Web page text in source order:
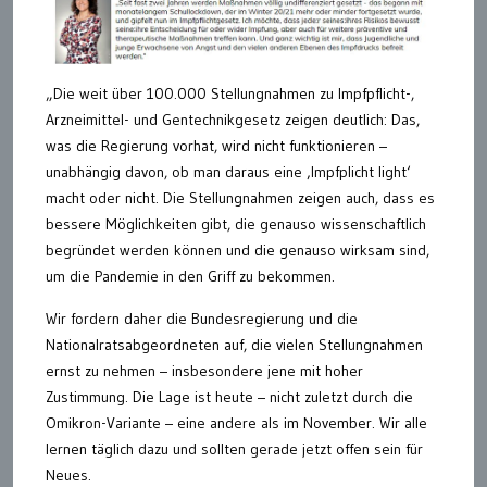
„Die weit über 100.000 Stellungnahmen zu Impfpflicht-,
Arzneimittel- und Gentechnikgesetz zeigen deutlich: Das,
was die Regierung vorhat, wird nicht funktionieren –
unabhängig davon, ob man daraus eine ‚Impfplicht light‘
macht oder nicht. Die Stellungnahmen zeigen auch, dass es
bessere Möglichkeiten gibt, die genauso wissenschaftlich
begründet werden können und die genauso wirksam sind,
um die Pandemie in den Griff zu bekommen.
Wir fordern daher die Bundesregierung und die
Nationalratsabgeordneten auf, die vielen Stellungnahmen
ernst zu nehmen – insbesondere jene mit hoher
Zustimmung. Die Lage ist heute – nicht zuletzt durch die
Omikron-Variante – eine andere als im November. Wir alle
lernen täglich dazu und sollten gerade jetzt offen sein für
Neues.